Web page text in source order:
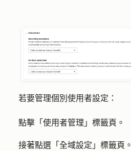
若要管理個別使用者設定：
點擊「 使用者管理 」標籤頁。
接著點選「 全域設定 」標籤頁。